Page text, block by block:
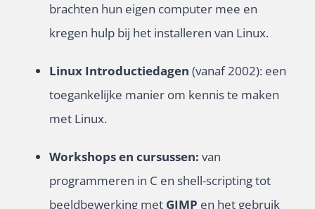
brachten hun eigen computer mee en
kregen hulp bij het installeren van Linux.
Linux Introductiedagen (vanaf 2002): een
toegankelijke manier om kennis te maken
met Linux.
Workshops en cursussen: van
programmeren in C en shell-scripting tot
beeldbewerking met GIMP en het gebruik